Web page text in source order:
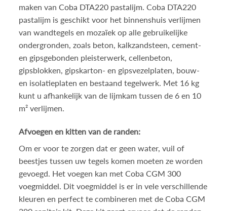
maken van Coba DTA220 pastalijm. Coba DTA220
pastalijm is geschikt voor het binnenshuis verlijmen
van wandtegels en mozaïek op alle gebruikelijke
ondergronden, zoals beton, kalkzandsteen, cement-
en gipsgebonden pleisterwerk, cellenbeton,
gipsblokken, gipskarton- en gipsvezelplaten, bouw-
en isolatieplaten en bestaand tegelwerk. Met 16 kg
kunt u afhankelijk van de lijmkam tussen de 6 en 10
m² verlijmen.
Afvoegen en kitten van de randen:
Om er voor te zorgen dat er geen water, vuil of
beestjes tussen uw tegels komen moeten ze worden
gevoegd. Het voegen kan met Coba CGM 300
voegmiddel. Dit voegmiddel is er in vele verschillende
kleuren en perfect te combineren met de Coba CGM